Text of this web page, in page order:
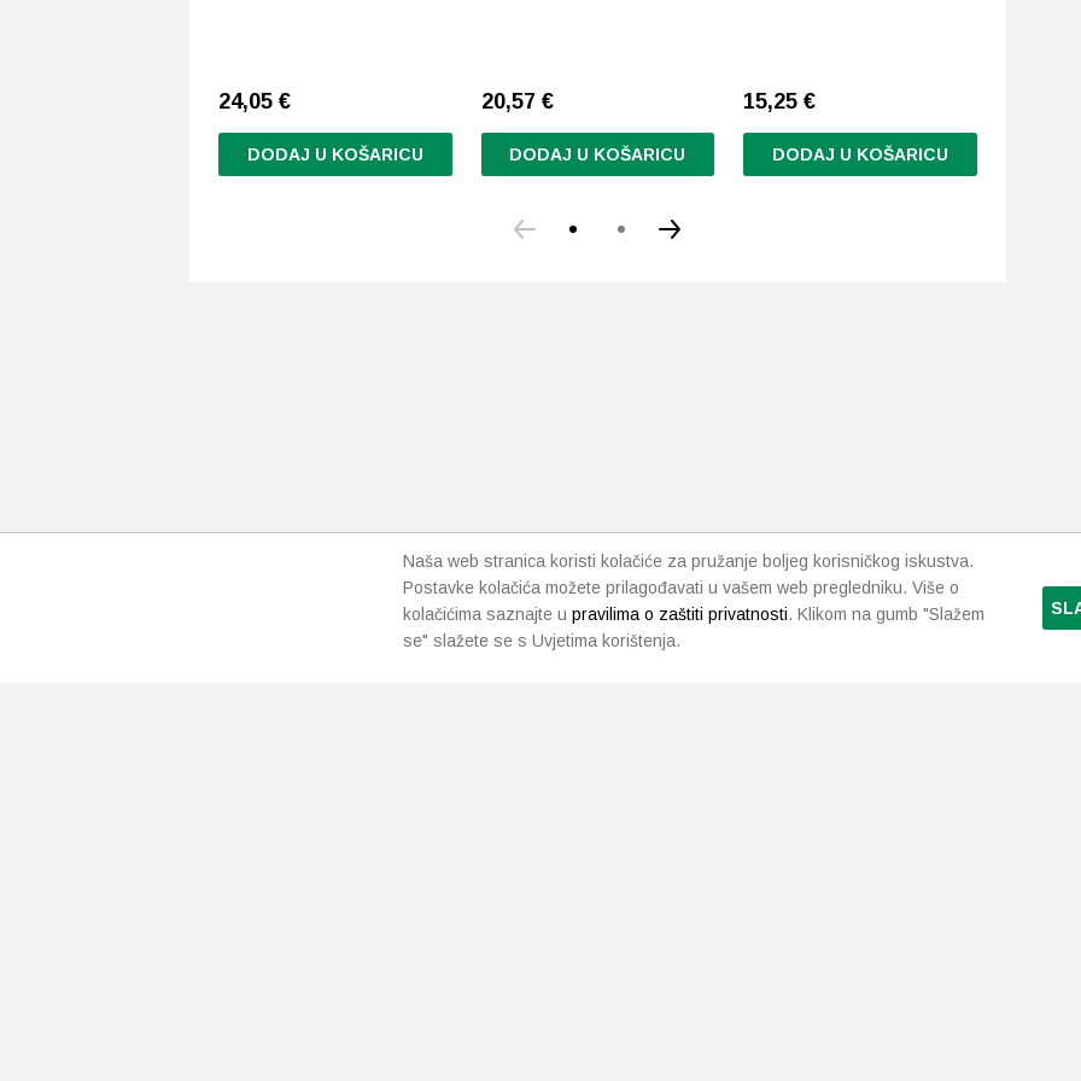
24,05 €
DODAJ U KOŠARICU
20,57 €
DODAJ U KOŠARICU
15,25€
DODAJ U KOŠARICU
Naša web stranica koristi kolačiće za pružanje boljeg korisničkog iskustva.
Postavke kolačića možete prilagođavati u vašem web pregledniku. Više o
kolačićima saznajte u pravilima o zaštiti privatnosti. Klikom na gumb "Slažem
se" slažete se s Uvjetima korištenja.